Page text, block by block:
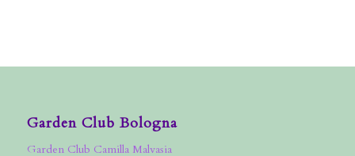
Garden Club Bologna
Garden Club Camilla Malvasia